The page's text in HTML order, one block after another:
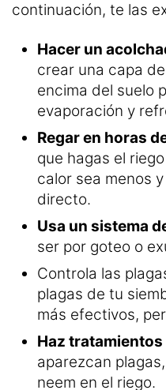
continuación, te las
Hacer un
crear una capa
encima del suelo
evaporación y
Regar en horas
que hagas el
calor sea menos
directo.
Usa un sistema
ser por goteo o
Controla las
plagas de tu
más efectivos,
Haz
aparezcan
neem en el riego.